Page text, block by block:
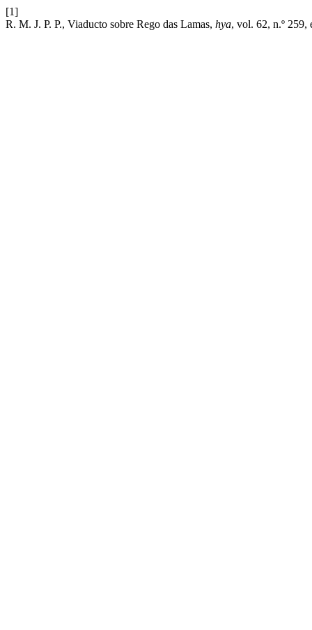
[1]
R. M. J. P. P., Viaducto sobre Rego das Lamas, hya, vol. 62, n.º 259,